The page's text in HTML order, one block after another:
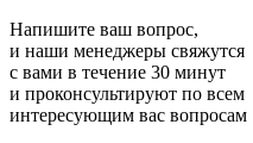
Напишите ваш вопрос,
и наши менеджеры свяжутся
с вами в течение 30 минут
и проконсультируют по всем
интересующим вас вопросам